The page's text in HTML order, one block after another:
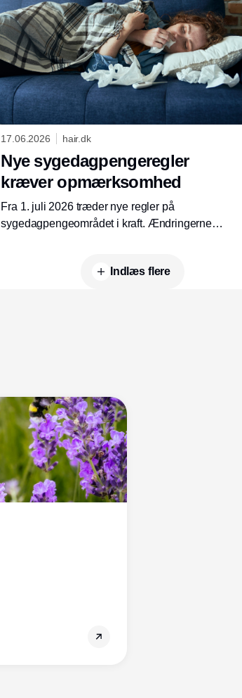
17.06.2026 hair.dk
Nye sygedagpengeregler
kræver opmærksomhed
Fra 1. juli 2026 træder nye regler på
sygedagpengeområdet i kraft. Ændringerne
Indlæs flere